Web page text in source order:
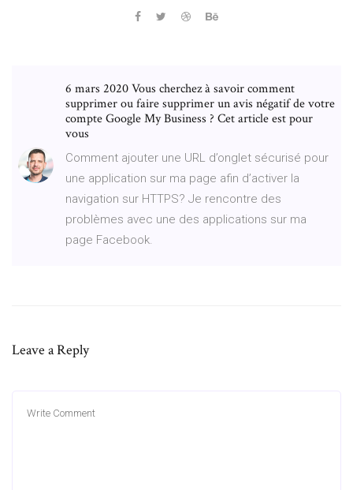
6 mars 2020 Vous cherchez à savoir comment
supprimer ou faire supprimer un avis négatif de votre
compte Google My Business ? Cet article est pour
vous
Comment ajouter une URL d’onglet sécurisé pour
une application sur ma page afin d’activer la
navigation sur HTTPS? Je rencontre des
problèmes avec une des applications sur ma
page Facebook.
Leave a Reply